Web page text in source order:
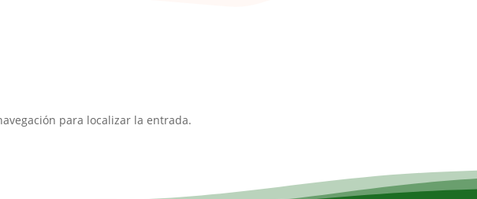
para localizar la entrada.